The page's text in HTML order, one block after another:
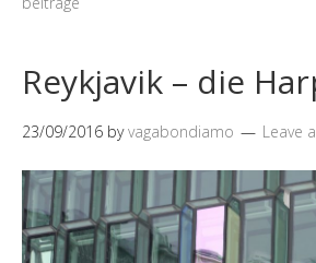
Reykjavik – die
23/09/2016 byvagabondiamo Leave